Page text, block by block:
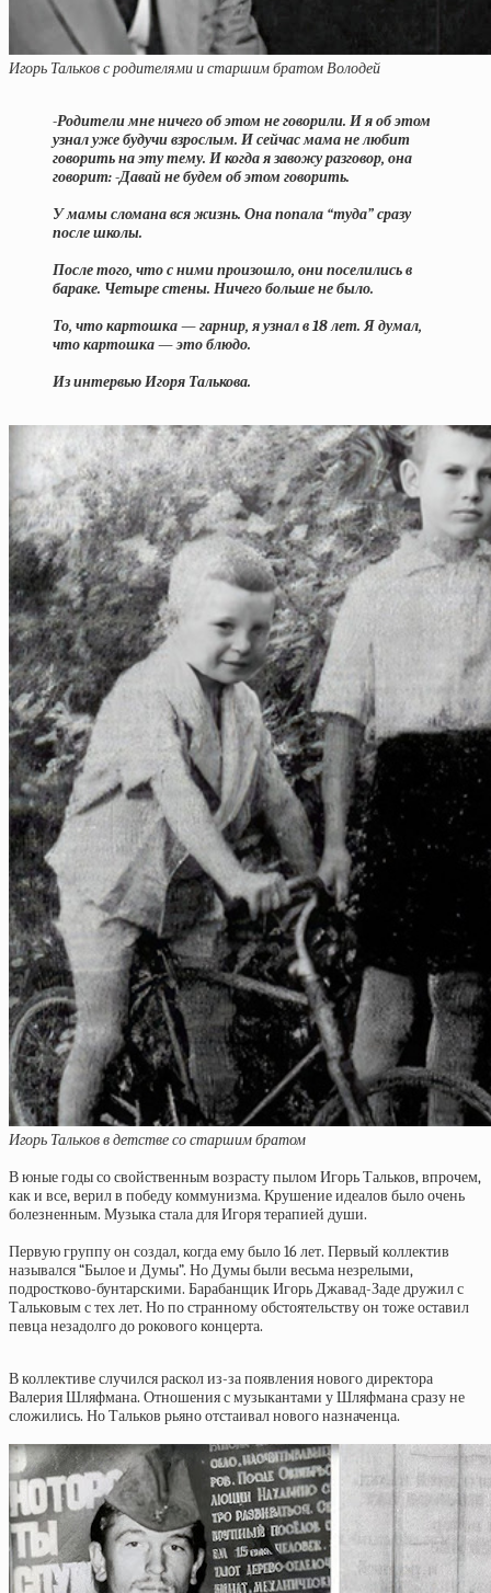
Игорь Тальков с родителями и старшим братом Володей
-Родители мне ничего об этом не говорили. И я об этом
узнал уже будучи взрослым. И сейчас мама не любит
говорить на эту тему. И когда я завожу разговор, она
говорит: -Давай не будем об этом говорить.
У мамы сломана вся жизнь. Она попала “туда” сразу
после школы.
После того, что с ними произошло, они поселились в
бараке. Четыре стены. Ничего больше не было.
То, что картошка — гарнир, я узнал в 18 лет. Я думал,
что картошка — это блюдо.
Из интервью Игоря Талькова.
Игорь Тальков в детстве со старшим братом
В юные годы со свойственным возрасту пылом Игорь Тальков, впрочем,
как и все, верил в победу коммунизма. Крушение идеалов было очень
болезненным. Музыка стала для Игоря терапией души.
Первую группу он создал, когда ему было 16 лет. Первый коллектив
назывался “Былое и Думы”. Но Думы были весьма незрелыми,
подростково-бунтарскими. Барабанщик Игорь Джавад-Заде дружил с
Тальковым с тех лет. Но по странному обстоятельству он тоже оставил
певца незадолго до рокового концерта.
В коллективе случился раскол из-за появления нового директора
Валерия Шляфмана. Отношения с музыкантами у Шляфмана сразу не
сложились. Но Тальков рьяно отстаивал нового назначенца.